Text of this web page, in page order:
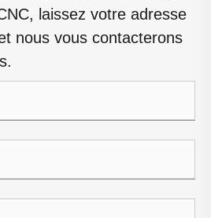
laissez votre adresse
nous vous contacterons